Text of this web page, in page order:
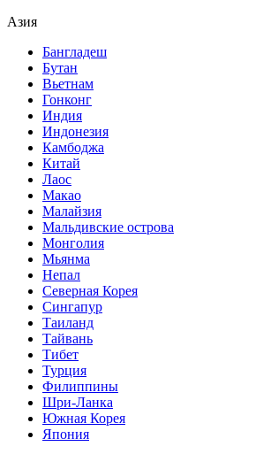
Азия
Бангладеш
Бутан
Вьетнам
Гонконг
Индия
Индонезия
Камбоджа
Китай
Лаос
Макао
Малайзия
Мальдивские острова
Монголия
Мьянма
Непал
Северная Корея
Сингапур
Таиланд
Тайвань
Тибет
Турция
Филиппины
Шри-Ланка
Южная Корея
Япония